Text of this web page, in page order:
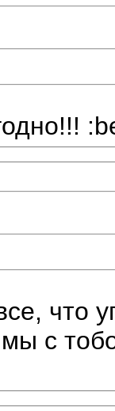
что
с